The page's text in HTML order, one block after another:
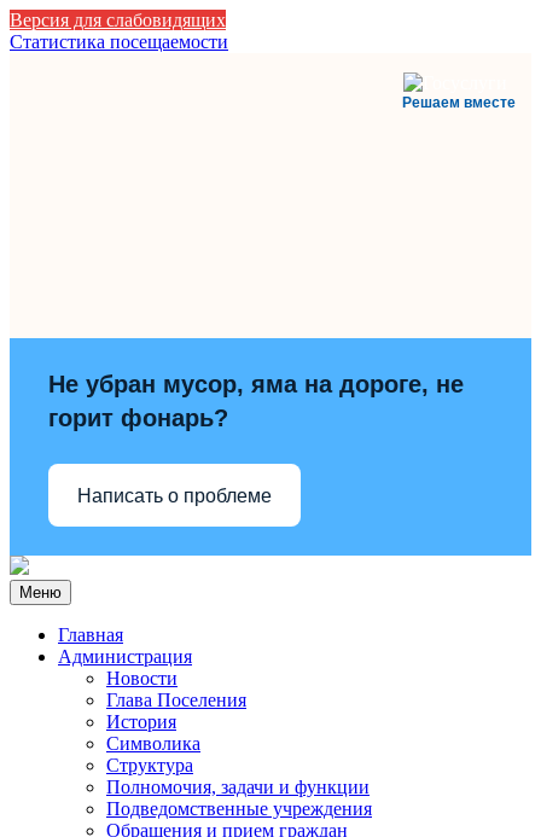
Версия для слабовидящих
Статистика посещаемости
Решаем вместе
Не убран мусор, яма на дороге, не
горит фонарь?
Написать о проблеме
Меню
Главная
Администрация
Новости
Глава Поселения
История
Символика
Структура
Полномочия, задачи и функции
Подведомственные учреждения
Обращения и прием граждан